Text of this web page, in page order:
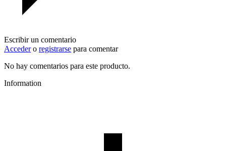
Escribir un comentario
Accedero registrarse para comentar
No hay comentarios para este producto.
Information